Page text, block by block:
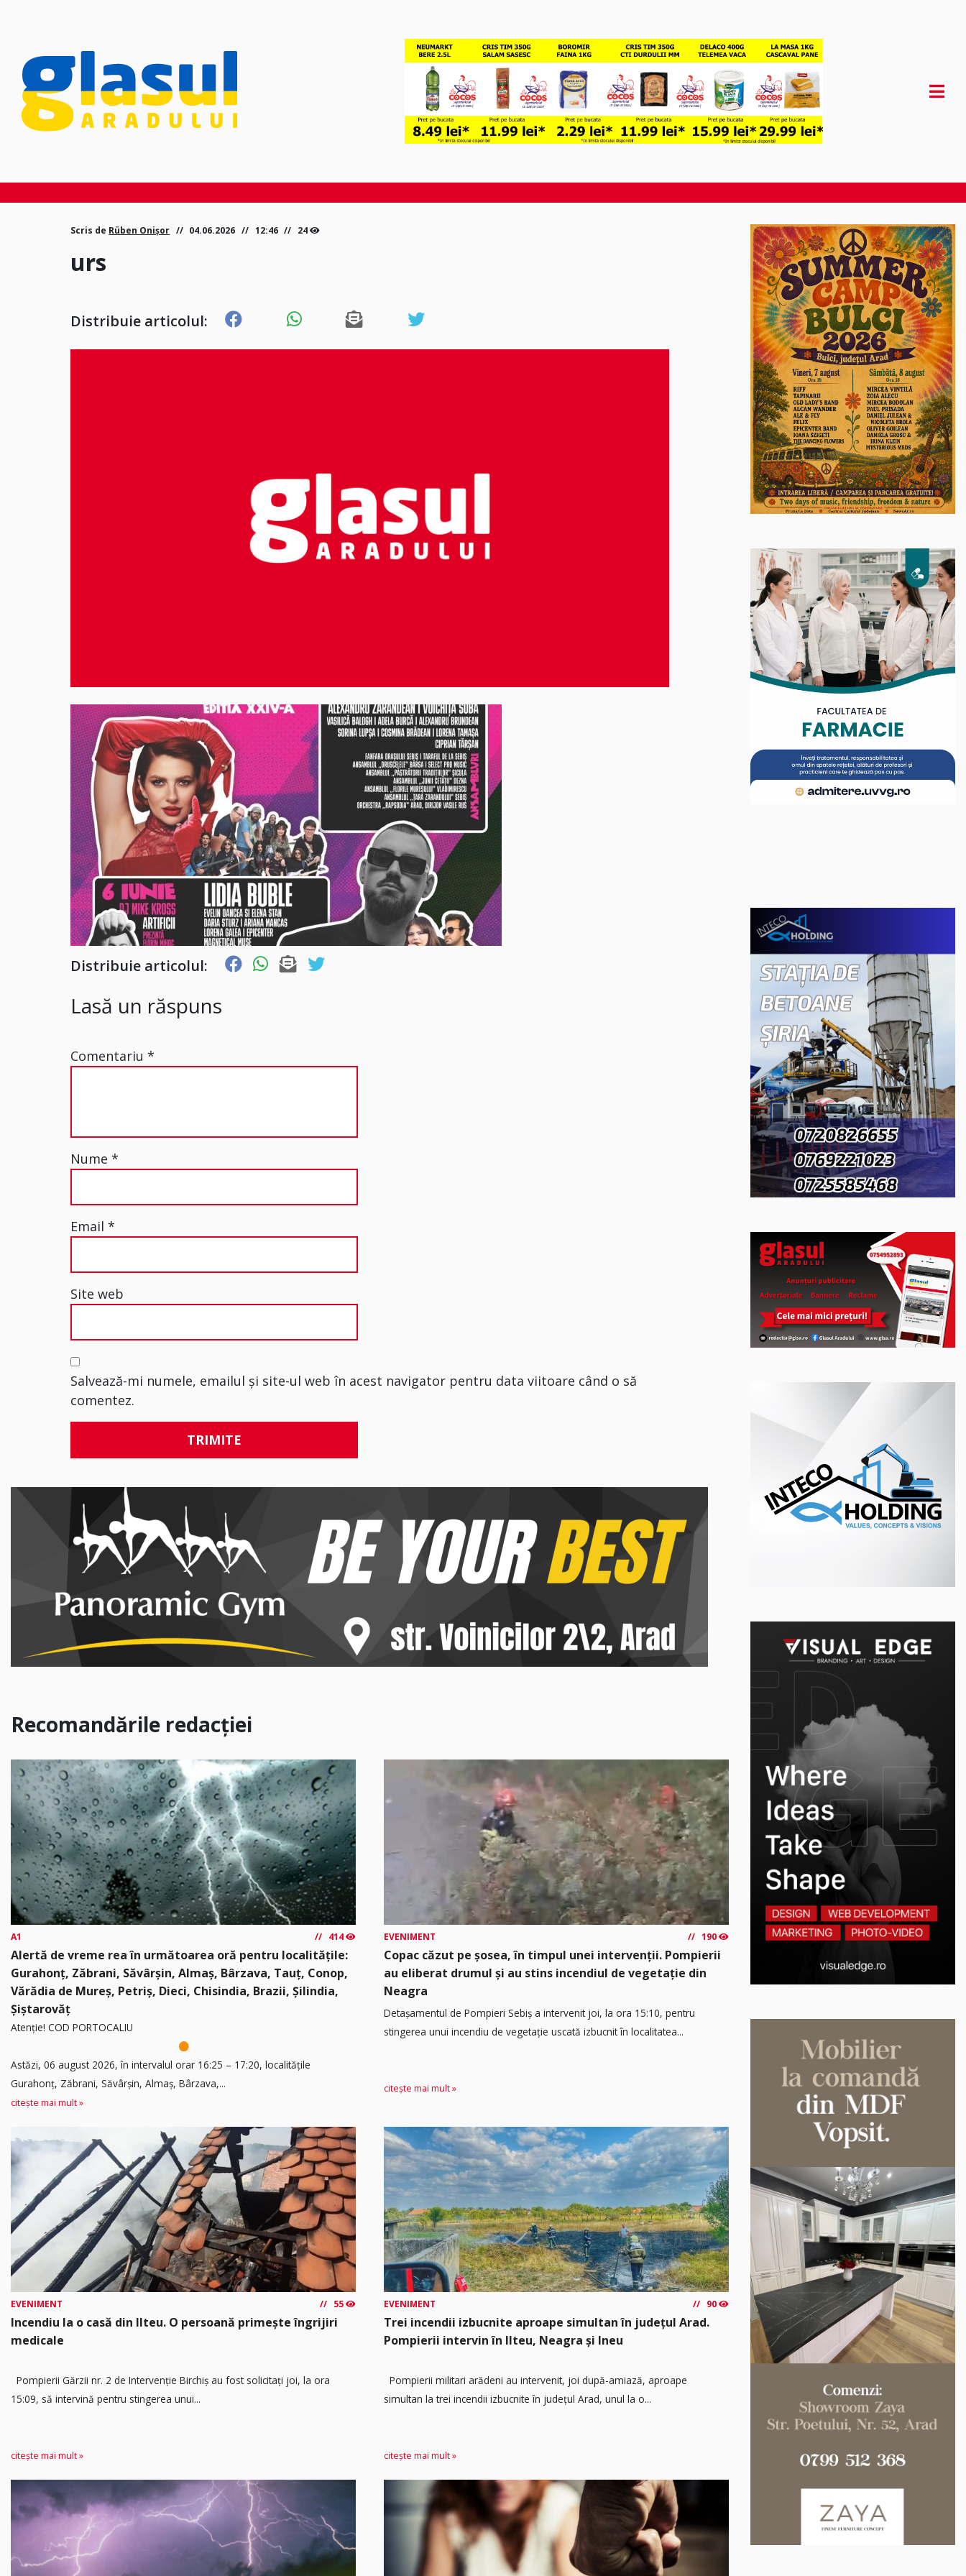
Scris de Rüben Onișor 04.06.2026 12:46 24
urs
Distribuie articolul:
Distribuie articolul:
Lasă un răspuns
Comentariu*
Nume*
Email*
Site web
Salvează-mi numele, emailul și site-ul web în acest navigator pentru data viitoare când o să
comentez.
Recomandările redacției
A1 414
Alertă de vreme rea în următoarea oră pentru localitățile:
Gurahonț, Zăbrani, Săvârșin, Almaș, Bârzava, Tauț, Conop,
Vărădia de Mureș, Petriș, Dieci, Chisindia, Brazii, Șilindia,
Șiștarovăț
Atenție! COD PORTOCALIU
Astăzi, 06 august 2026, în intervalul orar 16:25 – 17:20, localitățile
Gurahonț, Zăbrani, Săvârșin, Almaș, Bârzava,...
citește mai mult »
EVENIMENT 190
Copac căzut pe șosea, în timpul unei intervenții. Pompierii
au eliberat drumul și au stins incendiul de vegetație din
Neagra
Detașamentul de Pompieri Sebiș a intervenit joi, la ora 15:10, pentru
stingerea unui incendiu de vegetație uscată izbucnit în localitatea...
citește mai mult »
EVENIMENT 55
Incendiu la o casă din Ilteu. O persoană primește îngrijiri
medicale
Pompierii Gărzii nr. 2 de Intervenție Birchiș au fost solicitați joi, la ora
15:09, să intervină pentru stingerea unui...
citește mai mult »
EVENIMENT 90
Trei incendii izbucnite aproape simultan în județul Arad.
Pompierii intervin în Ilteu, Neagra și Ineu
Pompierii militari arădeni au intervenit, joi după-amiază, aproape
simultan la trei incendii izbucnite în județul Arad, unul la o...
citește mai mult »